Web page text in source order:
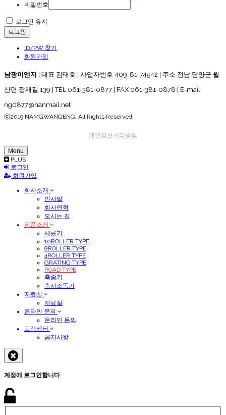
비밀번호
로그인 유지
로그인
ID/PW 찾기
회원가입
남광이엔지
| 대표 김태호 | 사업자번호 409-81-74542 | 주소 전남 담양군 월
산면 장재길 139 | TEL 061-381-0877 | FAX 061-381-0878 | E-mail
ng0877@hanmail.net
ⓒ2019 NAMGWANGENG. All Rights Reserved.
개인정보처리방침
Menu
PLUS
로그인
회원가입
회사소개
인사말
회사연혁
오시는 길
제품소개
세륜기
10ROLLER TYPE
8ROLLER TYPE
4ROLLER TYPE
GRATING TYPE
ROAD TYPE
축중기
축사소독기
자료실
자료실
온라인 문의
온라인 문의
고객센터
공지사항
계정에 로그인합니다